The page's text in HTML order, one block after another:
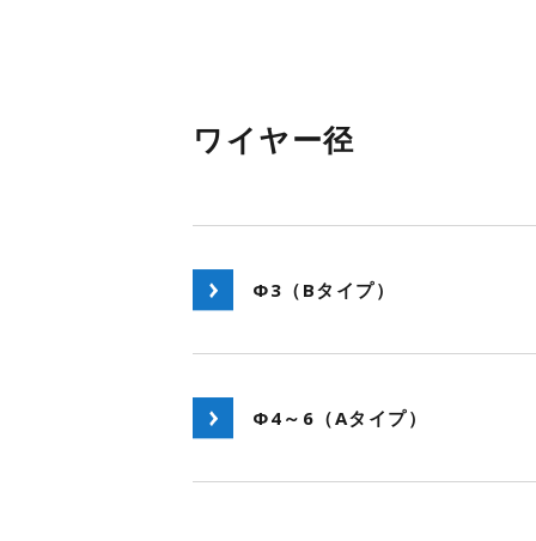
ワイヤー径
Φ3（Bタイプ）
Φ4～6（Aタイプ）